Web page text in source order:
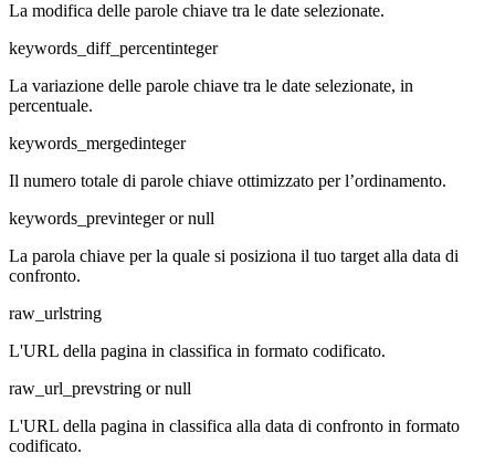
La modifica delle parole chiave tra le date selezionate.
keywords_diff_percentinteger
La variazione delle parole chiave tra le date selezionate, in
percentuale.
keywords_mergedinteger
Il numero totale di parole chiave ottimizzato per l’ordinamento.
keywords_previnteger or null
La parola chiave per la quale si posiziona il tuo target alla data di
confronto.
raw_urlstring
L'URL della pagina in classifica in formato codificato.
raw_url_prevstring or null
L'URL della pagina in classifica alla data di confronto in formato
codificato.